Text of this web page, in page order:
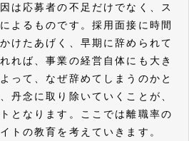
は応募者の不足だけでなく、ス
よるものです。採用面接に時間
けたあげく、早期に辞められて
れば、事業の経営自体にも大き
って、なぜ辞めてしまうのかと
丹念に取り除いていくことが、
となります。ここでは離職率の
トの教育を考えていきます。